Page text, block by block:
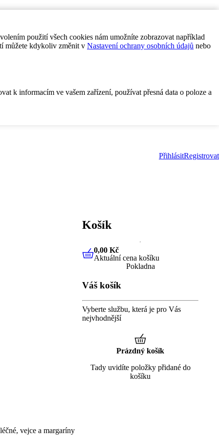
použití všech cookies nám umožníte zobrazovat například
můžete kdykoliv změnit v Nastavení ochrany osobních údajů nebo
k informacím ve vašem zařízení, používat přesná data o poloze a
PřihlásitRegistrovat
vejce a margaríny
Košík
0,00 KčAktuální cena košíku
0,00 Kč
Aktuální cena košíku
Pokladna
Váš košík
Vyberte službu, která je pro Vás
nejvhodnější
Prázdný košík
Tady uvidíte položky přidané do
košíku